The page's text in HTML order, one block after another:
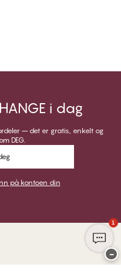
i dag
– det er gratis, enkelt og
DEG.
på kontoen din
1
−